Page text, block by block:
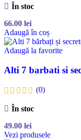
În stoc
66.00 lei
Adaugă în coș
Adaugă la favorite
Alti 7 barbati si
(0)
În stoc
49.00 lei
Vezi produsele